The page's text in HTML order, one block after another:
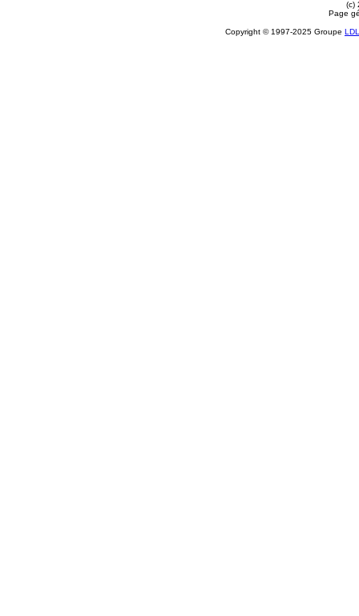
(c)
Page
Copyright © 1997-2025 Groupe